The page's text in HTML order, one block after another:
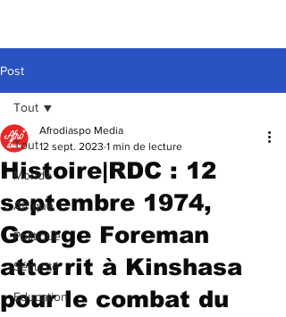
Post
Tout
Monde
Afrique
Politique
Sécurité
Education
Tout
Histoire|RDC : 12
septembre 1974,
George Foreman
atterrit à Kinshasa
pour le combat du
Afrodiaspo Media
12 sept. 2023 1 min de lecture